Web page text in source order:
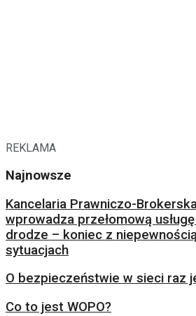
REKLAMA
Najnowsze
Kancelaria Prawniczo-
wprowadza przełomową
drodze – koniec z
sytuacjach
O bezpieczeństwie w sieci raz
Co to jest WOPO?